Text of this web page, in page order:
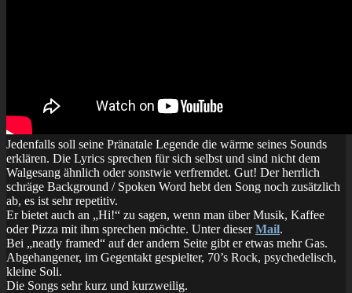
Jedenfalls soll seine Pränatale Legende die wärme seines Sounds
erklären. Die Lyrics sprechen für sich selbst und sind nicht dem
Walgesang ähnlich oder sonstwie verfremdet. Gut! Der herrlich
schräge Background / Spoken Word hebt den Song noch zusätzlich
ab, es ist sehr repetitiv.
Er bietet auch an „Hi!“ zu sagen, wenn man über Musik, Kaffee
oder Pizza mit ihm sprechen möchte. Unter dieserMail.
Bei „neatly framed“ auf der andern Seite gibt er etwas mehr Gas.
Abgehangener, im Gegentakt gespielter, 70’s Rock, psychedelisch,
kleine Soli.
Die Songs sehr kurz und kurzweilig.